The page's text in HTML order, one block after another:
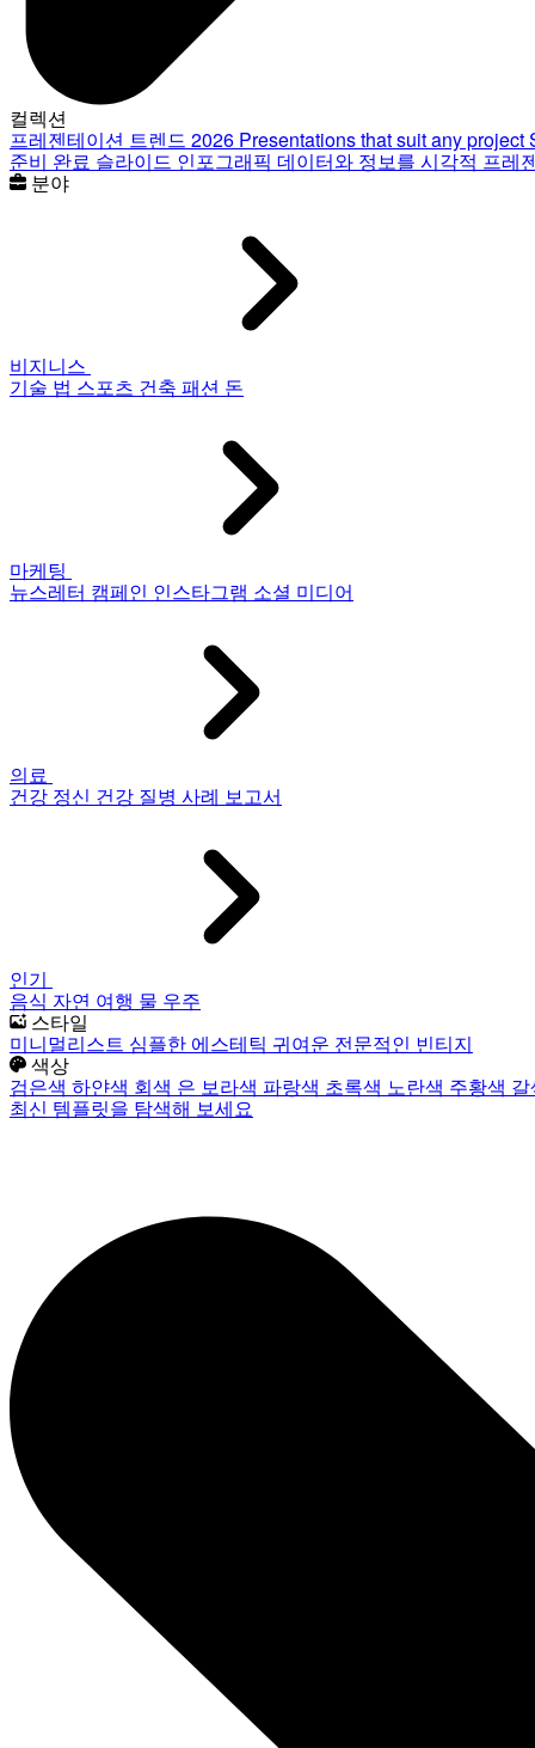
컬렉션
프레젠테이션 트렌드 2026 Presentations that suit any project
준비 완료 슬라이드 인포그래픽 데이터와 정보를 시각적 프레
분야
비지니스
기술 법 스포츠 건축 패션 돈
마케팅
뉴스레터 캠페인 인스타그램 소셜 미디어
의료
건강 정신 건강 질병 사례 보고서
인기
음식 자연 여행 물 우주
스타일
미니멀리스트 심플한 에스테틱 귀여운 전문적인 빈티지
색상
검은색 하얀색 회색 은 보라색 파랑색 초록색 노란색 주황색
최신 템플릿을 탐색해 보세요